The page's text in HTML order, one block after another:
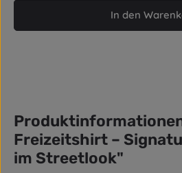
In den
Freizeitshirt –
im Streetlook"